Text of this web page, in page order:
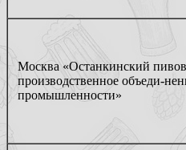
Москва «Останкинский
производственное объеди-
промышленности»